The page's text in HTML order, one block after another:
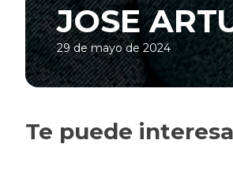
JOSE
29 de mayo de 2024
Te puede